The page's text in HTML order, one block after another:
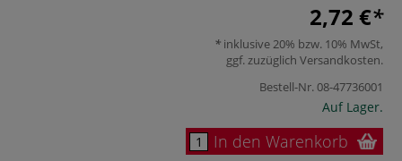
2,72 €
inklusive 20% bzw. 10% MwSt,
ggf. zuzüglich Versandkosten.
Bestell-Nr.08-47736001
Auf Lager.
In den Warenkorb